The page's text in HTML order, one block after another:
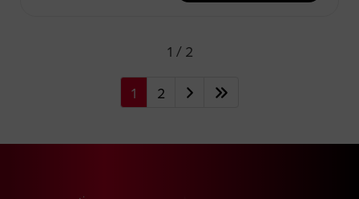
1 / 2
1 2